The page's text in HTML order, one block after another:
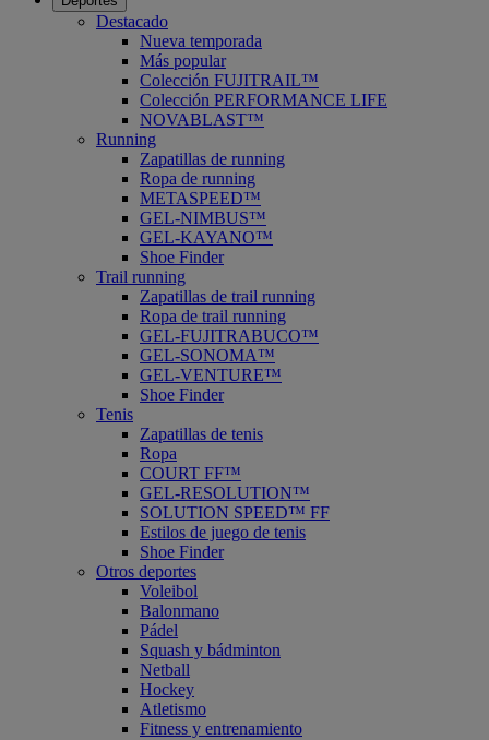
Destacado
Nueva temporada
Más popular
Colección FUJITRAIL™
Colección PERFORMANCE LIFE
NOVABLAST™
Running
Zapatillas de running
Ropa de running
METASPEED™
GEL-NIMBUS™
GEL-KAYANO™
Shoe Finder
Trail running
Zapatillas de trail running
Ropa de trail running
GEL-FUJITRABUCO™
GEL-SONOMA™
GEL-VENTURE™
Shoe Finder
Tenis
Zapatillas de tenis
Ropa
COURT FF™
GEL-RESOLUTION™
SOLUTION SPEED™ FF
Estilos de juego de tenis
Shoe Finder
Otros deportes
Voleibol
Balonmano
Pádel
Squash y bádminton
Netball
Hockey
Atletismo
Fitness y entrenamiento